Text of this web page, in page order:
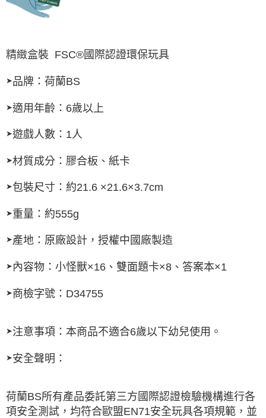
精緻盒裝 FSC®國際認證環保玩具
➤品牌：荷蘭BS
➤適用年齡：6歲以上
➤遊戲人數：1人
➤材質成分：膠合板、紙卡
➤包裝尺寸：約21.6 ×21.6×3.7cm
➤重量：約555g
➤產地：原廠設計，授權中國廠製造
➤ 內容物：小怪獸×16、雙面題卡×8、答案本×1
➤商檢字號：D34755
➤注意事項：本商品不適合6歲以下幼兒使用。
➤安全聲明：
荷蘭BS所有產品委託第三方國際認證檢驗機構進行各
項安全測試，均符合歐盟EN71安全玩具各項規範，並